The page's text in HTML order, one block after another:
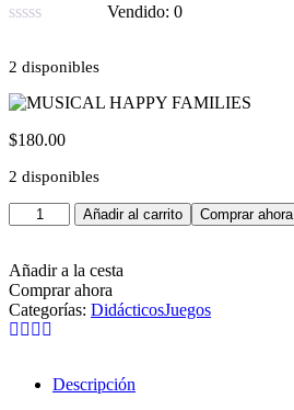
Vendido:0
2 disponibles
$180.00
2 disponibles
Añadir al carrito Comprar ahora
Añadir a la cesta
Comprar ahora
Categorías: DidácticosJuegos
Descripción